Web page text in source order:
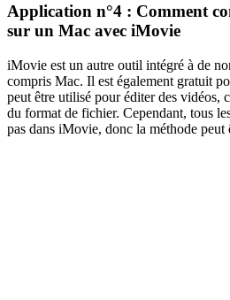
Application n°4 : Comment
sur un Mac avec iMovie
iMovie est un autre outil intégré à de
compris Mac. Il est également gratuit
peut être utilisé pour éditer des vidéos,
du format de fichier. Cependant, tous
pas dans iMovie, donc la méthode peut